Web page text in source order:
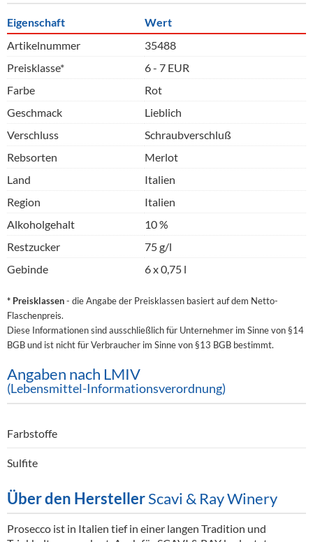
Eigenschaft
Wert
Artikelnummer
35488
Preisklasse*
6 - 7 EUR
Farbe
Rot
Geschmack
Lieblich
Verschluss
Schraubverschluß
Rebsorten
Merlot
Land
Italien
Region
Italien
Alkoholgehalt
10 %
Restzucker
75 g/l
Gebinde
6 x 0,75 l
* Preisklassen- die Angabe der Preisklassen basiert auf dem Netto-
Flaschenpreis.
Diese Informationen sind ausschließlich für Unternehmer im Sinne von §14
BGB und ist nicht für Verbraucher im Sinne von §13 BGB bestimmt.
Angaben nach LMIV
(Lebensmittel-Informationsverordnung)
Farbstoffe
Sulfite
Über den HerstellerScavi & Ray Winery
Prosecco ist in Italien tief in einer langen Tradition und